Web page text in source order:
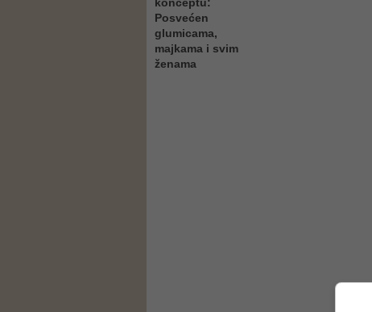
Posvećen
glumicama,
majkama i svim
ženama